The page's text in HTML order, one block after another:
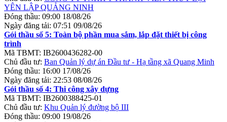
YÊN LẬP QUẢNG NINH
Đóng thầu: 09:00 18/08/26
Ngày đăng tải: 07:51 09/08/26
Gói thầu số 5: Toàn bộ phần mua sắm, lắp đặt thiết bị công
trình
Mã TBMT: IB2600436282-00
Chủ đầu tư: Ban Quản lý dự án Đầu tư - Hạ tầng xã Quang Minh
Đóng thầu: 16:00 17/08/26
Ngày đăng tải: 22:53 08/08/26
Gói thầu số 4: Thi công xây dựng
Mã TBMT: IB2600388425-01
Chủ đầu tư: Khu Quản lý đường bộ III
Đóng thầu: 09:00 19/08/26